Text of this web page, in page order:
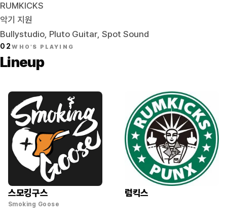
RUMKICKS
악기 지원
Bullystudio, Pluto Guitar, Spot Sound
02WHO'S PLAYING
Lineup
스모킹구스
Smoking Goose
럼킥스